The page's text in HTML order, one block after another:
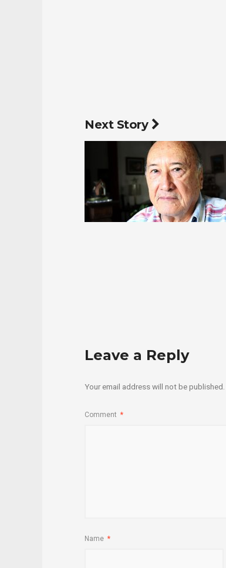
Next Story
Leave a Reply
Your email address will not be published.
Comment *
Name *